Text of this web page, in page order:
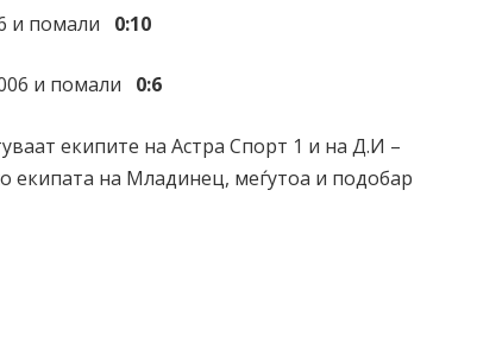
и помали 0:10
и помали 0:6
екипите на Астра Спорт 1 и на Д.И –
екипата на Младинец, меѓутоа и подобар